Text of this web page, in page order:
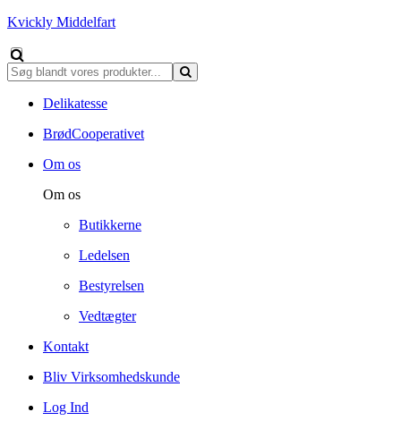
Kvickly Middelfart
Delikatesse
BrødCooperativet
Om os
Om os
Butikkerne
Ledelsen
Bestyrelsen
Vedtægter
Kontakt
Bliv Virksomhedskunde
Log Ind